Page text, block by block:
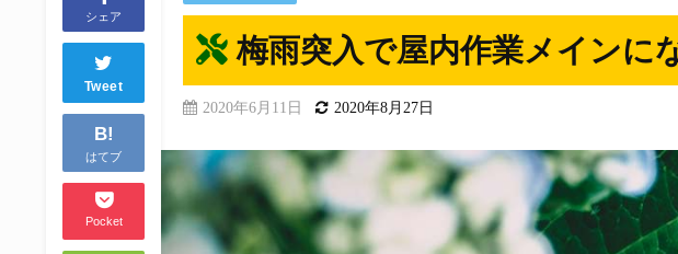
シェア
Tweet
B!
はてブ
Pocket
梅雨突入で屋内作業メインに
2020年6月11日 2020年8月27日